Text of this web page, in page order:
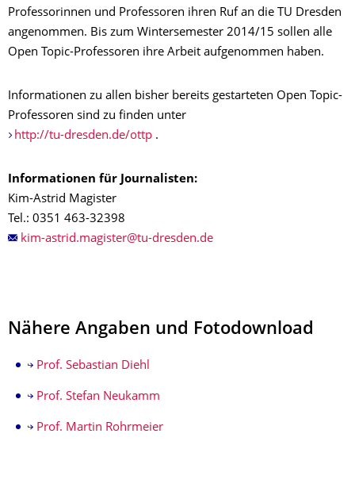
Professorinnen und Professoren ihren Ruf an die TU Dresden
angenommen. Bis zum Wintersemester 2014/15 sollen alle
Open Topic-Professoren ihre Arbeit aufgenommen haben.
Informationen zu allen bisher bereits gestarteten Open Topic-
Professoren sind zu finden unter
http://tu-dresden.de/ottp.
Informationen für Journalisten:
Kim-Astrid Magister
Tel.: 0351 463-32398
Nähere Angaben und Fotodownload
Prof. Sebastian Diehl
Prof. Stefan Neukamm
Prof. Martin Rohrmeier